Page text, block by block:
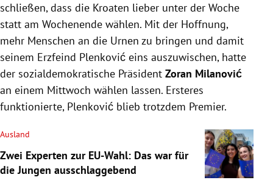
schließen, dass die Kroaten lieber unter der Woche
statt am Wochenende wählen. Mit der Hoffnung,
mehr Menschen an die Urnen zu bringen und damit
seinem Erzfeind Plenković eins auszuwischen, hatte
der sozialdemokratische Präsident Zoran Milanović
an einem Mittwoch wählen lassen. Ersteres
funktionierte, Plenković blieb trotzdem Premier.
Ausland
Zwei Experten zur EU-Wahl: Das war für
die Jungen ausschlaggebend